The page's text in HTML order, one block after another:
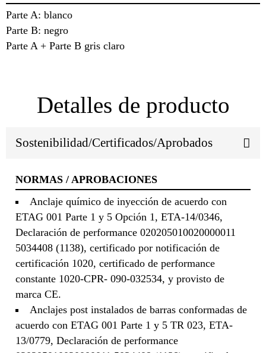
Parte A: blanco
Parte B: negro
Parte A + Parte B gris claro
Detalles de producto
Sostenibilidad/Certificados/Aprobados
NORMAS / APROBACIONES
Anclaje químico de inyección de acuerdo con
ETAG 001 Parte 1 y 5 Opción 1, ETA-14/0346,
Declaración de performance 020205010020000011
5034408 (1138), certificado por notificación de
certificación 1020, certificado de performance
constante 1020-CPR- 090-032534, y provisto de
marca CE.
Anclajes post instalados de barras conformadas de
acuerdo con ETAG 001 Parte 1 y 5 TR 023, ETA-
13/0779, Declaración de performance